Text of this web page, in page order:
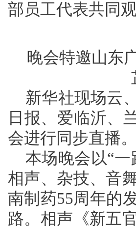
部员工代表共同观
晚会特邀山东
新华社现场云
日报、爱临沂、
会进行同步直播。
本场晚会以“
相声、杂技、音
南制药55周年的
路。相声《新五